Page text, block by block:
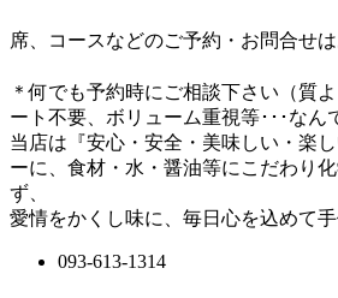
席、コースなどのご予約・お問合せ
＊何でも予約時にご相談下さい（質
ート不要、ボリューム重視等･･･なん
当店は『安心・安全・美味しい・楽
ーに、食材・水・醤油等にこだわり
ず、
愛情をかくし味に、毎日心を込めて手
093-613-1314